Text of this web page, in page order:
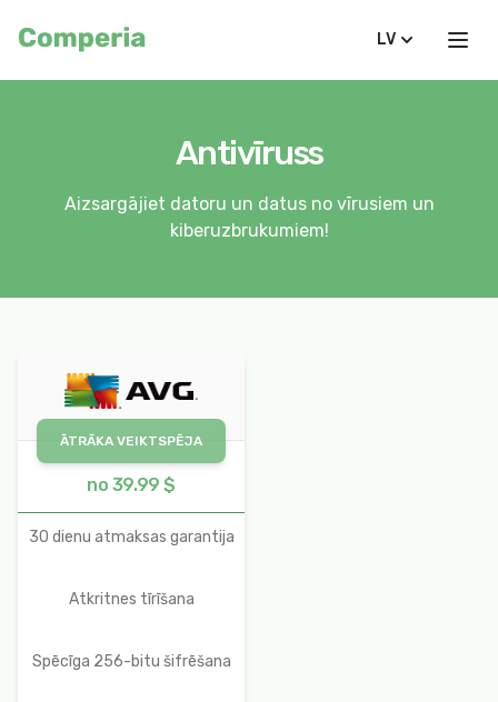
LV
Antivīruss
Aizsargājiet datoru un datus no vīrusiem un
kiberuzbrukumiem!
ĀTRĀKA VEIKTSPĒJA
no 39.99 $
30 dienu atmaksas garantija
Atkritnes tīrīšana
Spēcīga 256-bitu šifrēšana